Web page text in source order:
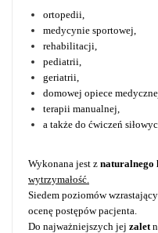
ortopedii,
medycynie sportowej,
rehabilitacji,
pediatrii,
geriatrii,
domowej opiece
terapii manualnej,
a także do ćwiczeń
Wykonana jest z naturalnego
wytrzymałość.
Siedem poziomów
ocenę postępów pacjenta.
Do najważniejszych jej zalet